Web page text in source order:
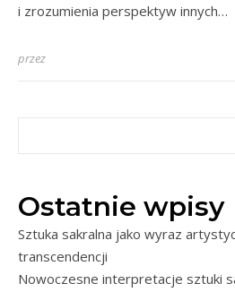
i zrozumienia perspektyw innych…
przez
Ostatnie wpisy
Sztuka sakralna jako wyraz
transcendencji
Nowoczesne interpretacje sztuki